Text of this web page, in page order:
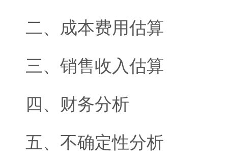
二、成本费用估算
三、销售收入估算
四、财务分析
五、不确定性分析